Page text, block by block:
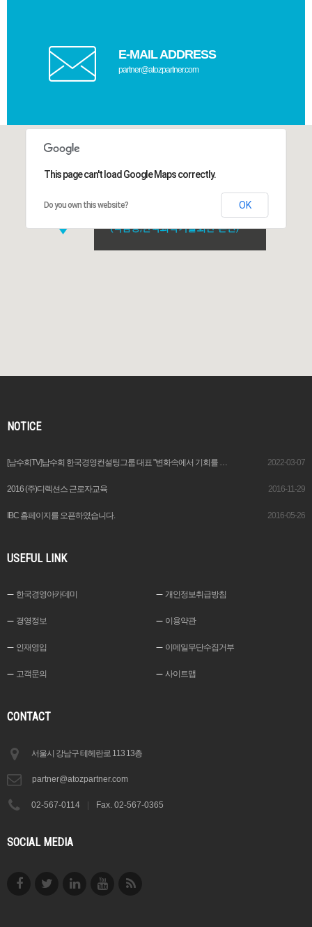
E-MAIL ADDRESS
partner@atozpartner.com
This page can't load Google Maps correctly.
Do you own this website? OK
NOTICE
[남수희TV]남수희 한국경영컨설팅그룹 대표 "변화속에서 기회를 창출하는 이가 기업가“ 2022-03-07
2016 (주)디렉션스 근로자교육 2016-11-29
IBC 홈페이지를 오픈하였습니다. 2016-05-26
USEFUL LINK
한국경영아카데미 개인정보취급방침
경영정보 이용약관
인재영입 이메일무단수집거부
고객문의 사이트맵
CONTACT
서울시 강남구 테헤란로 113 13층
partner@atozpartner.com
02-567-0114 Fax. 02-567-0365
SOCIAL MEDIA